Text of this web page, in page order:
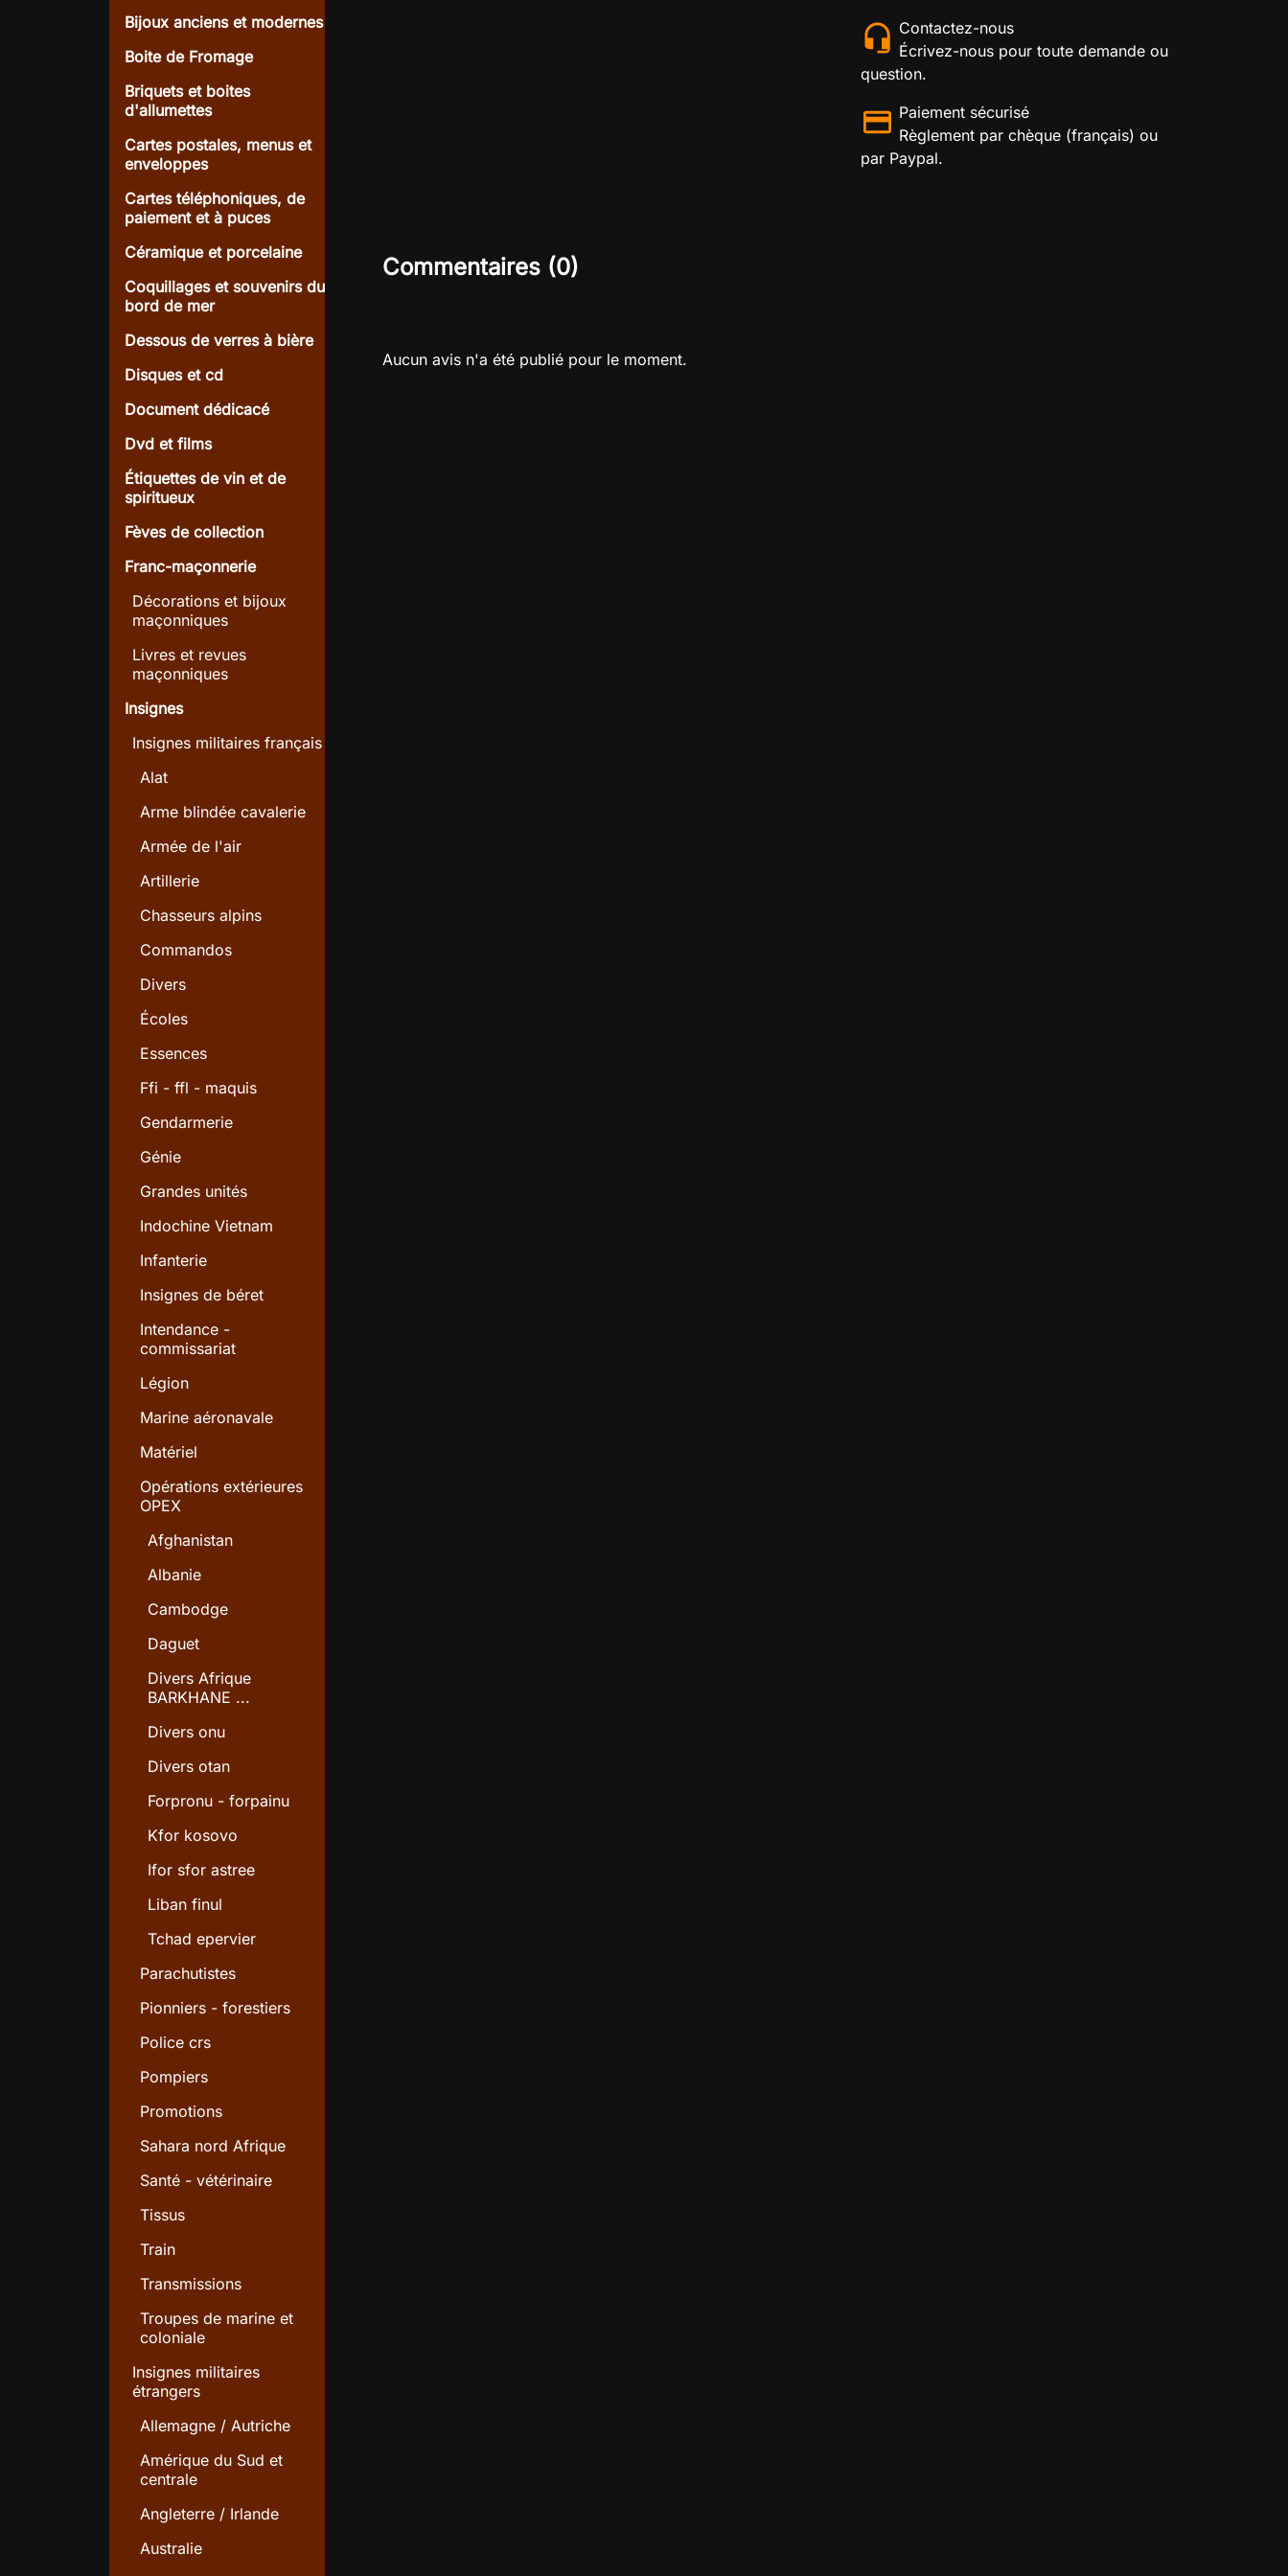
Bijoux anciens et modernes
Boite de Fromage
Briquets et boites
d'allumettes
Cartes postales, menus et
enveloppes
Cartes téléphoniques, de
paiement et à puces
Céramique et porcelaine
Coquillages et souvenirs du
bord de mer
Dessous de verres à bière
Disques et cd
Document dédicacé
Dvd et films
Étiquettes de vin et de
spiritueux
Fèves de collection
Franc-maçonnerie
Décorations et bijoux
maçonniques
Livres et revues
maçonniques
Insignes
Insignes militaires français
Alat
Arme blindée cavalerie
Armée de l'air
Artillerie
Chasseurs alpins
Commandos
Divers
Écoles
Essences
Ffi - ffl - maquis
Gendarmerie
Génie
Grandes unités
Indochine Vietnam
Infanterie
Insignes de béret
Intendance -
commissariat
Légion
Marine aéronavale
Matériel
Opérations extérieures
OPEX
Afghanistan
Albanie
Cambodge
Daguet
Divers Afrique
BARKHANE ...
Divers onu
Divers otan
Forpronu - forpainu
Kfor kosovo
Ifor sfor astree
Liban finul
Tchad epervier
Parachutistes
Pionniers - forestiers
Police crs
Pompiers
Promotions
Sahara nord Afrique
Santé - vétérinaire
Tissus
Train
Transmissions
Troupes de marine et
coloniale
Insignes militaires
étrangers
Allemagne / Autriche
Amérique du Sud et
centrale
Angleterre / Irlande
Australie
Contactez-nous
Écrivez-nous pour toute demande ou
question.
Paiement sécurisé
Règlement par chèque (français) ou
par Paypal.
Commentaires (0)
Aucun avis n'a été publié pour le moment.